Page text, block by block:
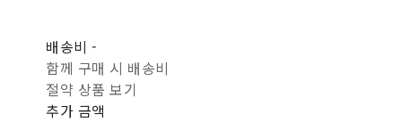
배송비-
함께 구매 시 배송비
절약 상품 보기
추가 금액